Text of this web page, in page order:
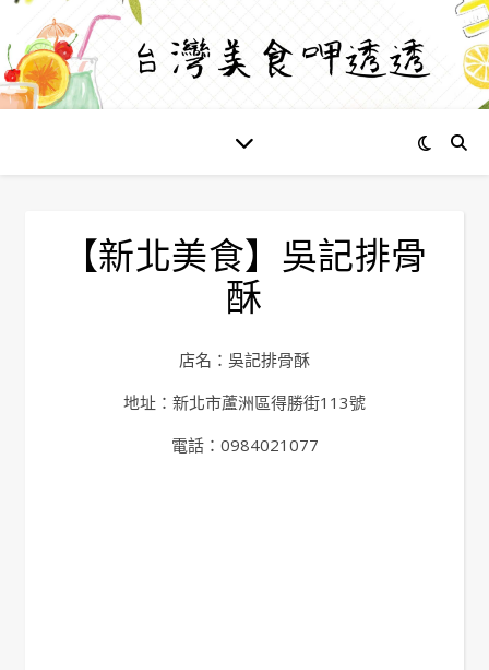
【新北美食】吳記排骨
酥
店名：吳記排骨酥
地址：新北市蘆洲區得勝街113號
電話：0984021077